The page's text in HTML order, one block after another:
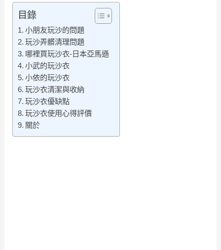
目錄
小朋友玩沙的問題
玩沙弄髒清理問題
哪裡買玩沙衣-日本亞馬遜
小武的玩沙衣
小依的玩沙衣
玩沙衣清潔與收納
玩沙衣優缺點
玩沙衣使用心得評價
關於